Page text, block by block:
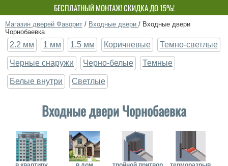
БЕСПЛАТНЫЙ МОНТАЖ! СКИДКА ДО 15%!
СОБСТВЕННОЕ ПРОИЗВОДСТВО-НЕ ПЕРЕПЛАЧИВАЙ!
Магазин дверей Фаворит / Входные двери / Входные двери
Чорнобаевка
2.2 мм 1 мм 1.5 мм Коричневые Темно-светлые
Черные снаружи Черно-белые Темные
Белые внутри Светлые
Входные двери Чорнобаевка